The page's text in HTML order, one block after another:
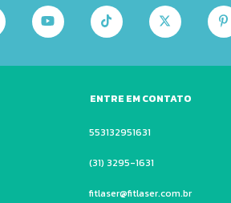
ENTRE EM CONTATO
553132951631
(31) 3295-1631
fitlaser@fitlaser.com.br